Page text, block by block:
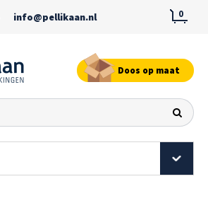
info@pellikaan.nl 0
Doos op maat